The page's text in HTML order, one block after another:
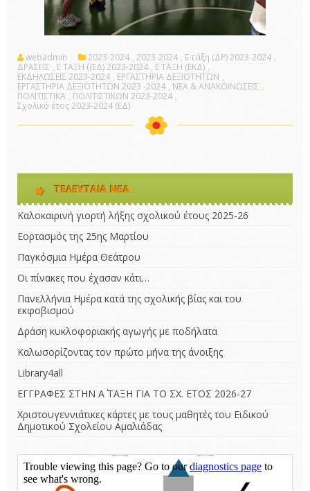
webadmin 2023-2024 , 2023-2024 , E τάξη (ΔΡ) 2023-2024 ,
ΔΡΑΣΕΙΣ , Ε ΤΑΞΗ ((ΕΔ) 2023-2024 , Ε ΤΑΞΗ (ΕΚΔ) ,
ΕΚΔΗΛΩΣΕΙΣ 2023-2024 , ΕΡΓΑΣΤΗΡΙΑ ΔΕΞΙΟΤΗΤΩΝ ,
ΕΡΓΑΣΤΗΡΙΑ ΔΕΞΙΟΤΗΤΩΝ 2023 -2024 , ΝΕΑ & ΑΝΑΚΟΙΝΩΣΕΙΣ ,
ΠΟΛΙΤΙΣΤΙΚΑ , ΠΟΛΙΤΙΣΤΙΚΩΝ 2023-2024 ,
Σχολικό έτος 2023-2024 (ΕΔ)
ΤΕΛΕΥΤΑΊΑ ΝΈΑ
Καλοκαιρινή γιορτή λήξης σχολικού έτους 2025-26
Εορτασμός της 25ης Μαρτίου
Παγκόσμια Ημέρα Θεάτρου
Οι πίνακες που έχασαν κάτι…
Πανελλήνια Ημέρα κατά της σχολικής βίας και του
εκφοβισμού
Δράση κυκλοφοριακής αγωγής με ποδήλατα
Καλωσορίζοντας τον πρώτο μήνα της άνοιξης
Library4all
ΕΓΓΡΑΦΕΣ ΣΤΗΝ Α΄ ΤΑΞΗ ΓΙΑ ΤΟ ΣΧ. ΕΤΟΣ 2026-27
Χριστουγεννιάτικες κάρτες με τους μαθητές του Ειδικού
Δημοτικού Σχολείου Αμαλιάδας